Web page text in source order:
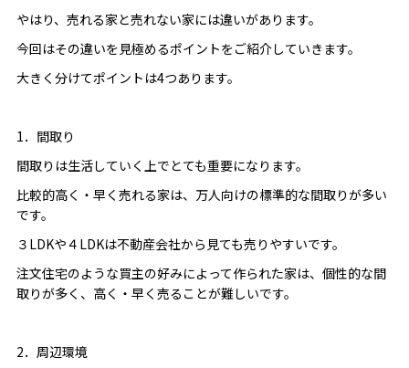
やはり、売れる家と売れない家には違いがあります。
今回はその違いを見極めるポイントをご紹介していきます。
大きく分けてポイントは4つあります。
1．間取り
間取りは生活していく上でとても重要になります。
比較的高く・早く売れる家は、万人向けの標準的な間取りが多い
です。
３LDKや４LDKは不動産会社から見ても売りやすいです。
注文住宅のような買主の好みによって作られた家は、個性的な間
取りが多く、高く・早く売ることが難しいです。
2．周辺環境